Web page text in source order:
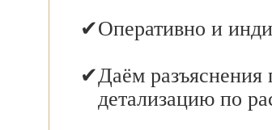
Оперативно и
Даём разъяснения
детализацию по